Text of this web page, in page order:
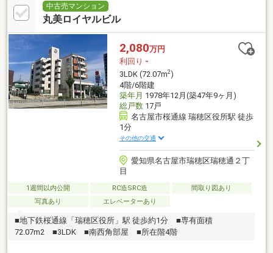
中古売マンション
丸美ロイヤルビル
2,080万円
利回り -
3LDK (72.07m2)
4階/6階建
築年月 1978年12月(築47年9ヶ月)
総戸数17戸
名古屋市桜通線 瑞穂区役所駅 徒歩
1分
その他の交通
愛知県名古屋市瑞穂区瑞穂通２丁
目
1週間以内公開 RC造SRC造
間取り図あり
写真あり
エレベーターあり
■地下鉄桜通線「瑞穂区役所」駅 徒歩約1分 ■専有面積
72.07m2 ■3LDK ■南西角部屋 ■所在階4階